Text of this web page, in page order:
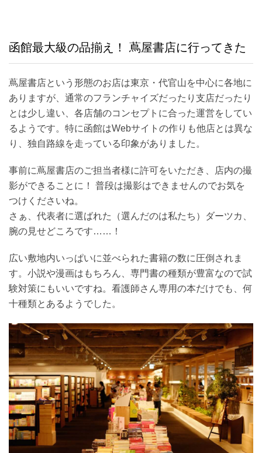
函館最大級の品揃え！ 蔦屋書店に行ってきた
蔦屋書店という形態のお店は東京・代官山を中心に各地に
ありますが、通常のフランチャイズだったり支店だったり
とは少し違い、各店舗のコンセプトに合った運営をしてい
るようです。特に函館はWebサイトの作りも他店とは異な
り、独自路線を走っている印象がありました。
事前に蔦屋書店のご担当者様に許可をいただき、店内の撮
影ができることに！ 普段は撮影はできませんのでお気を
つけくださいね。
さぁ、代表者に選ばれた（選んだのは私たち）ダーツカ、
腕の見せどころです……！
広い敷地内いっぱいに並べられた書籍の数に圧倒されま
す。小説や漫画はもちろん、専門書の種類が豊富なので試
験対策にもいいですね。看護師さん専用の本だけでも、何
十種類とあるようでした。